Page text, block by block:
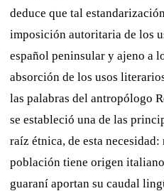
deduce que tal
imposición autoritaria de los
español peninsular y ajeno a
absorción de los usos
las palabras del antropólogo
se estableció una de las
raíz étnica, de esta
población tiene origen
guaraní aportan su caudal